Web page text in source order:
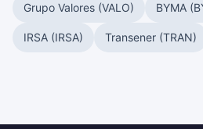
Grupo Valores (VALO) BYMA
IRSA (IRSA) Transener (TRAN)